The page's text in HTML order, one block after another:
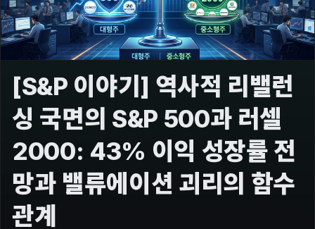
[S&P 이야기] 역사적 리밸런
싱 국면의 S&P 500과 러셀
2000: 43% 이익 성장률 전
망과 밸류에이션 괴리의 함수
관계